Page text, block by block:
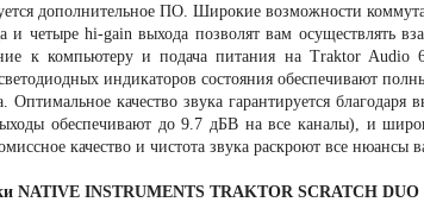
дополнительное ПО. Широкие возможности
и четыре hi-gain выхода позволят вам
к компьютеру и подача питания на Traktor
индикаторов состояния обеспечивают
Оптимальное качество звука гарантируется
обеспечивают до 9.7 дБВ на все каналы), и
качество и чистота звука раскроют все нюансы
NATIVE INSTRUMENTS TRAKTOR SCRATCH DUO